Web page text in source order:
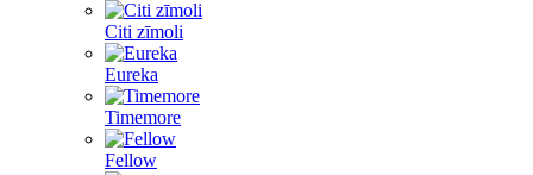
Citi zīmoli
Eureka
Timemore
Fellow